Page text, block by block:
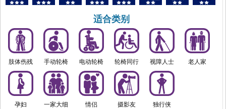
适合类别
肢体伤残 手动轮椅 电动轮椅 轮椅同行 视障人士 老人家
孕妇 一家大细 情侣 摄影友 独行侠